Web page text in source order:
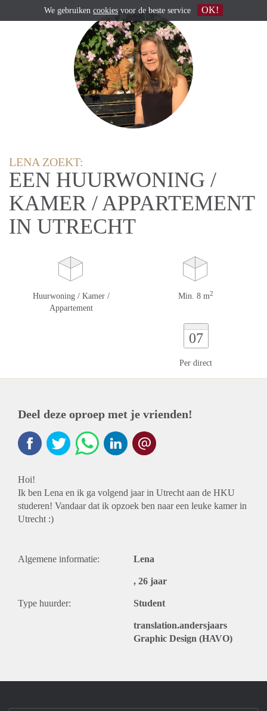
LENA ZOEKT:
EEN HUURWONING /
KAMER / APPARTEMENT
IN UTRECHT
Huurwoning / Kamer /
Appartement
Min. 8 m2
07
Per direct
Deel deze oproep met je vrienden!
Hoi!
Ik ben Lena en ik ga volgend jaar in Utrecht aan de HKU
studeren! Vandaar dat ik opzoek ben naar een leuke kamer in
Utrecht :)
Algemene informatie: Lena
, 26 jaar
Type huurder: Student
translation.andersjaars
Graphic Design (HAVO)
We gebruiken cookies voor de beste service OK!